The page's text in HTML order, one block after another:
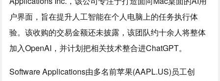
户界面，旨在提升人工智能在个人电脑上的任务执行体
验。该收购的交易金额还未披露，该团队约十余人将整体
加入OpenAI，并计划把相关技术整合进ChatGPT。
Software Applications由多名前苹果(AAPL.US)员工创